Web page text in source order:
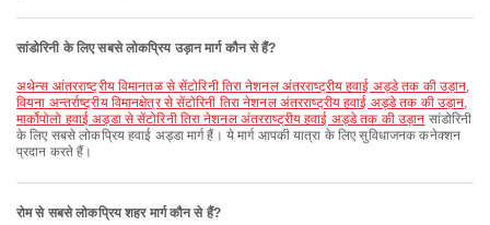
सांडोरिनी के लिए सबसे लोकप्रिय उड़ान मार्ग कौन से हैं?
अथेन्स आंतरराष्ट्रीय विमानतळ से सेंटोरिनी तिरा नेशनल अंतरराष्ट्रीय हवाई अड्डे तक की उड़ान,
वियना अन्तर्राष्ट्रीय विमानक्षेत्र से सेंटोरिनी तिरा नेशनल अंतरराष्ट्रीय हवाई अड्डे तक की उड़ान,
मार्कोपोलो हवाई अड्डा से सेंटोरिनी तिरा नेशनल अंतरराष्ट्रीय हवाई अड्डे तक की उड़ान सांडोरिनी
के लिए सबसे लोकप्रिय हवाई अड्डा मार्ग हैं। ये मार्ग आपकी यात्रा के लिए सुविधाजनक कनेक्शन
प्रदान करते हैं।
रोम से सबसे लोकप्रिय शहर मार्ग कौन से हैं?